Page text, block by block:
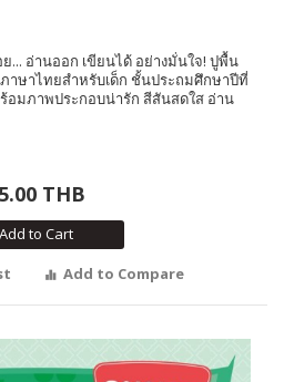
... อ่านออก เขียนได้ อย่างมั่นใจ! ปูพื้น
าษาไทยสำหรับเด็ก ชั้นประถมศึกษาปีที่
อมภาพประกอบน่ารัก สีสันสดใส อ่าน
THB
Add to Cart
Add to Compare